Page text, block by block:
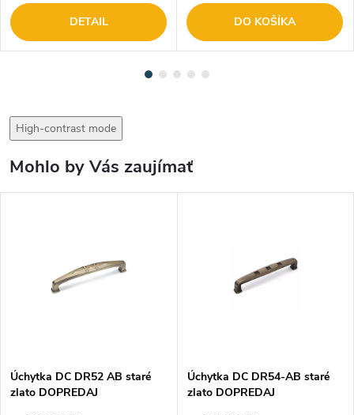
DETAIL DO KOŠÍKA
High-contrast mode
Mohlo by Vás zaujímať
Úchytka DC DR52 AB staré
zlato DOPREDAJ
Úchytka DC DR54-AB staré
zlato DOPREDAJ